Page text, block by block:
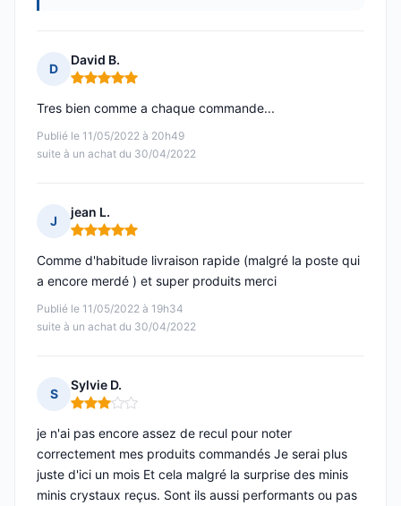
D
David B.
Note : 5 sur 5
Publié le 11/05/2022 à 20h49
suite à un achat du 30/04/2022
Tres bien comme a chaque commande...
J
jean L.
Note : 5 sur 5
Publié le 11/05/2022 à 19h34
suite à un achat du 30/04/2022
Comme d'habitude livraison rapide (malgré la poste qui
a encore merdé ) et super produits merci
S
Sylvie D.
Note : 3 sur 5
je n'ai pas encore assez de recul pour noter
correctement mes produits commandés Je serai plus
juste d'ici un mois Et cela malgré la surprise des minis
minis crystaux reçus. Sont ils aussi performants ou pas